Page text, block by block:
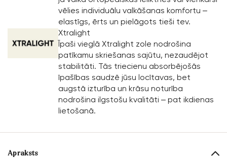
vēlies individuālu valkāšanas komfortu –
elastīgs, ērts un pielāgots tieši tev.
Xtralight
Īpaši vieglā Xtralight zole nodrošina
patīkamu skriešanas sajūtu, nezaudējot
stabilitāti. Tās triecienu absorbējošās
īpašības saudzē jūsu locītavas, bet
augstā izturība un krāsu noturība
nodrošina ilgstošu kvalitāti – pat ikdienas
lietošanā.
Apraksts